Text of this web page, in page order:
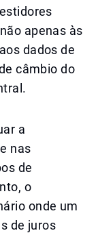
apenas às
dados de
câmbio do
a
nas
de
o
onde um
de juros